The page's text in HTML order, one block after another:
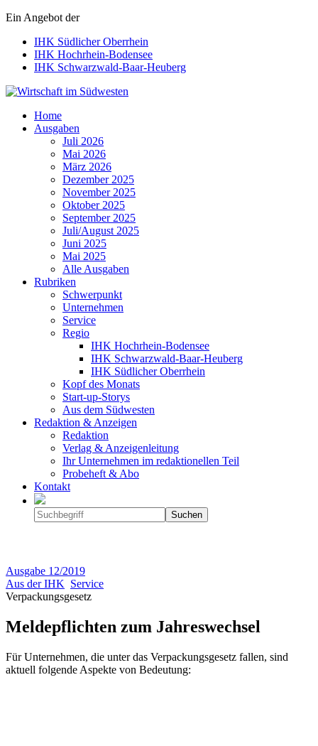
Ein Angebot der
IHK Südlicher Oberrhein
IHK Hochrhein-Bodensee
IHK Schwarzwald-Baar-Heuberg
Wirtschaft im Südwesten
Home
Ausgaben
Juli 2026
Mai 2026
März 2026
Dezember 2025
November 2025
Oktober 2025
September 2025
Juli/August 2025
Juni 2025
Mai 2025
Alle Ausgaben
Rubriken
Schwerpunkt
Unternehmen
Service
Regio
IHK Hochrhein-Bodensee
IHK Schwarzwald-Baar-Heuberg
IHK Südlicher Oberrhein
Kopf des Monats
Start-up-Storys
Aus dem Südwesten
Redaktion & Anzeigen
Redaktion
Verlag & Anzeigenleitung
Ihr Unternehmen im redaktionellen Teil
Probeheft & Abo
Kontakt
Ausgabe 12/2019
Aus der IHK Service
Verpackungsgesetz
Meldepflichten zum Jahreswechsel
Für Unternehmen, die unter das Verpackungsgesetz fallen, sind
aktuell folgende Aspekte von Bedeutung: